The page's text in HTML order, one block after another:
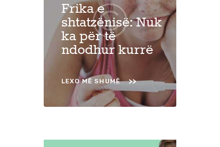
Frika e
shtatzënisë: Nuk
ka për të
ndodhur kurrë
LEXO MË SHUMË